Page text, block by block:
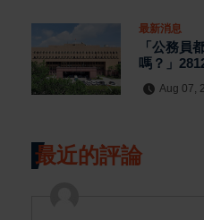
最新消息
「公務員
嗎？」
Aug 07,
最近的評論